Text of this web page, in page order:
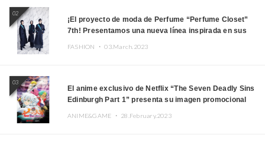
02
¡El proyecto de moda de Perfume “Perfume Closet”
7th! Presentamos una nueva línea inspirada en sus
FASHION ・03.March.2023
03
El anime exclusivo de Netflix “The Seven Deadly Sins
Edinburgh Part 1” presenta su imagen promocional
ANIME&GAME ・ 28.February.2023